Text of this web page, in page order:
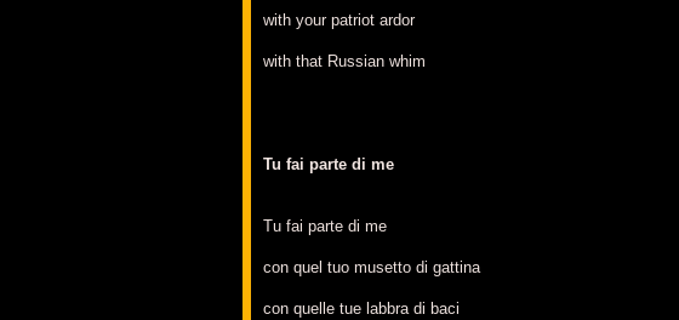
with your patriot ardor
with that Russian whim
Tu fai parte di me
Tu fai parte di me
con quel tuo musetto di gattina
con quelle tue labbra di baci